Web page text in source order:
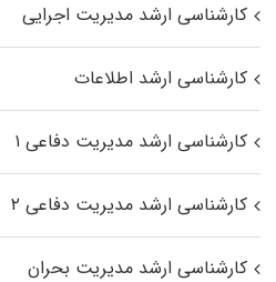
کارشناسی ارشد مدیریت اجرایی
کارشناسی ارشد اطلاعات
کارشناسی ارشد مدیریت دفاعی ۱
کارشناسی ارشد مدیریت دفاعی ۲
کارشناسی ارشد مدیریت بحران